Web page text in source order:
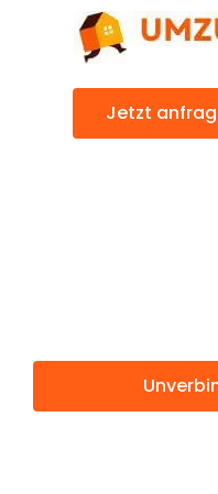
Jetzt